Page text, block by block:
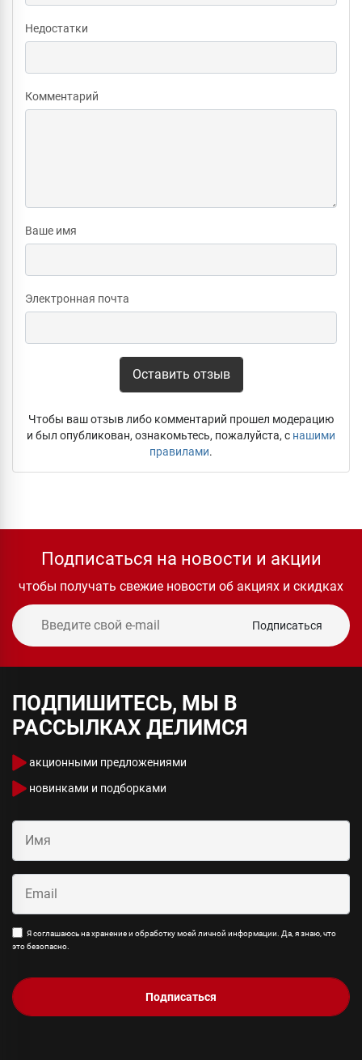
Недостатки
Комментарий
Ваше имя
Электронная почта
Оставить отзыв
Чтобы ваш отзыв либо комментарий прошел модерацию
и был опубликован, ознакомьтесь, пожалуйста, с нашими
правилами.
Подписаться на новости и акции
чтобы получать свежие новости об акциях и скидках
Подписаться
ПОДПИШИТЕСЬ, МЫ В
РАССЫЛКАХ ДЕЛИМСЯ
акционными предложениями
новинками и подборками
Я соглашаюсь на хранение и обработку моей личной информации. Да, я знаю, что
это безопасно.
Подписаться